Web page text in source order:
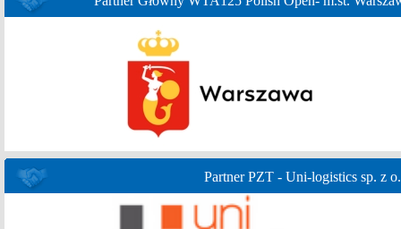
Partner PZT - Uni-logistics sp. z